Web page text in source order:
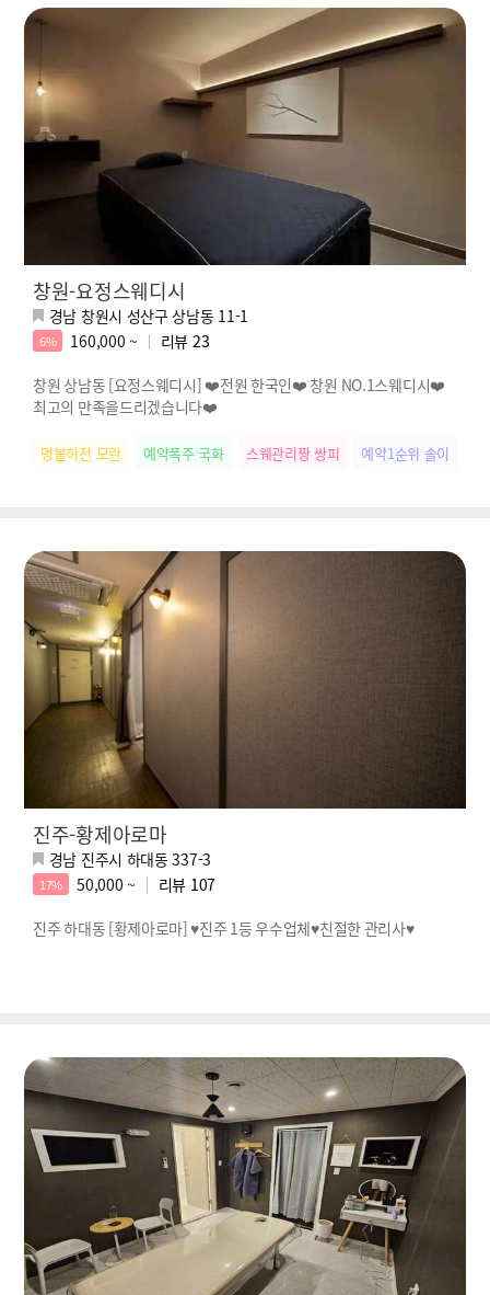
창원-요정스웨디시
경남 창원시 성산구 상남동 11-1
6% 160,000 ~ 리뷰 23
창원 상남동 [요정스웨디시] ❤️전원 한국인❤️ 창원 NO.1스웨디시❤️
최고의 만족을드리겠습니다❤️
명불허전 모란 예약폭주 국화 스웨관리짱 쌍피 예약1순위 솔이
진주-황제아로마
경남 진주시 하대동 337-3
17% 50,000 ~ 리뷰 107
진주 하대동 [황제아로마] ♥진주 1등 우수업체♥친절한 관리사♥